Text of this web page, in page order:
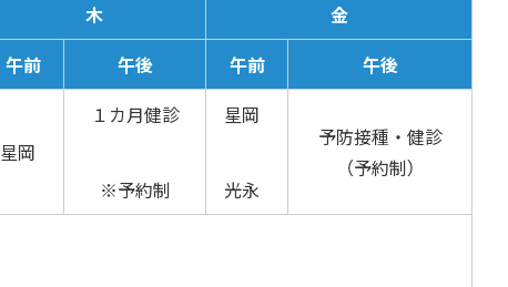
木
金
午前 午後 午前
午後
星岡
１カ月健診
※予約制
星岡
光永
予防接種・健診
（予約制）